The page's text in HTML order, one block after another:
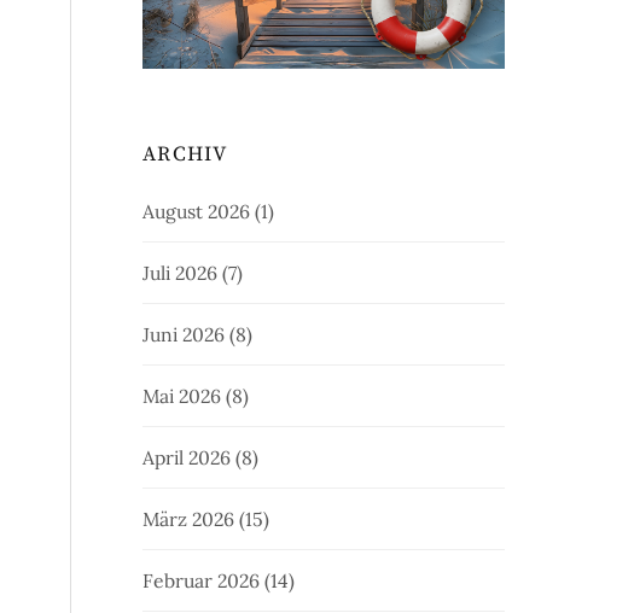
ARCHIV
August 2026 (1)
Juli 2026 (7)
Juni 2026 (8)
Mai 2026 (8)
April 2026 (8)
März 2026 (15)
Februar 2026 (14)